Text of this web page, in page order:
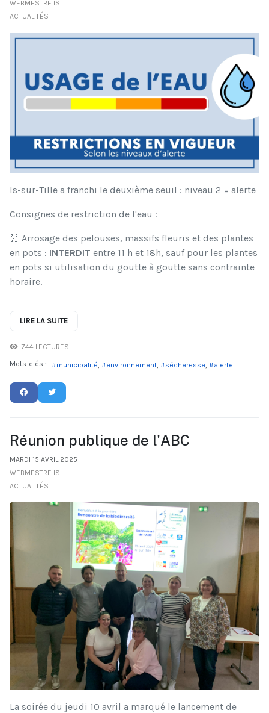
WEBMESTRE IS
ACTUALITÉS
Is-sur-Tille a franchi le deuxième seuil : niveau 2 = alerte
Consignes de restriction de l'eau :
⏰ Arrosage des pelouses, massifs fleuris et des plantes
en pots : INTERDIT entre 11 h et 18h, sauf pour les plantes
en pots si utilisation du goutte à goutte sans contrainte
horaire.
LIRE LA SUITE
744 LECTURES
Mots-clés :
municipalité environnement sécheresse alerte
Réunion publique de l'ABC
MARDI 15 AVRIL 2025
WEBMESTRE IS
ACTUALITÉS
La soirée du jeudi 10 avril a marqué le lancement de